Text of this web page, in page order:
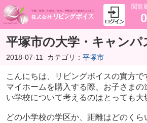
閲覧
0
平塚市の大学・キャンパ
2018-07-11 カテゴリ： 平塚市
こんにちは、リビングボイスの實方で
マイホームを購入する際、お子さまの
い学校について考えるのはとっても大
どの小学校の学区か、距離はどのくら